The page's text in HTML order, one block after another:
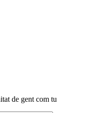
de gent com tu